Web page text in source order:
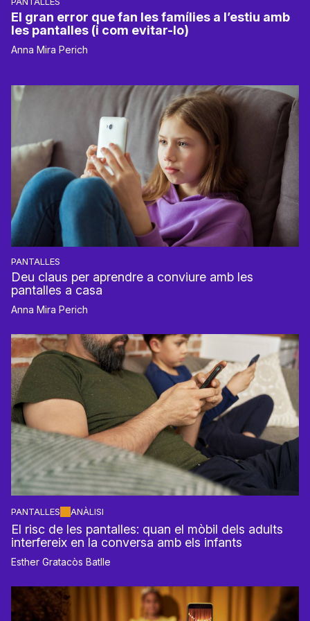
El gran error que fan les famílies a l’estiu amb
les pantalles (i com evitar-lo)
Anna Mira Perich
PANTALLES
Deu claus per aprendre a conviure amb les
pantalles a casa
Anna Mira Perich
PANTALLES ANÀLISI
El risc de les pantalles: quan el mòbil dels adults
interfereix en la conversa amb els infants
Esther Gratacòs Batlle